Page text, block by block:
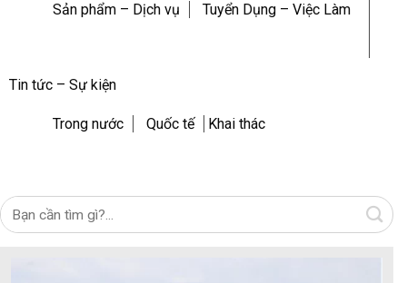
Sản phẩm – Dịch vụ Tuyển Dụng – Việc Làm
Tin tức – Sự kiện
Trong nước Quốc tế Khai thác